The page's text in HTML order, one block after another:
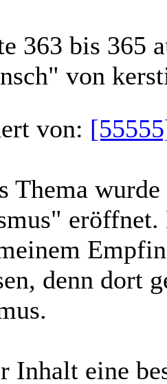
363 bis 365
von
von:
Thema
denn dort
Inhalt eine